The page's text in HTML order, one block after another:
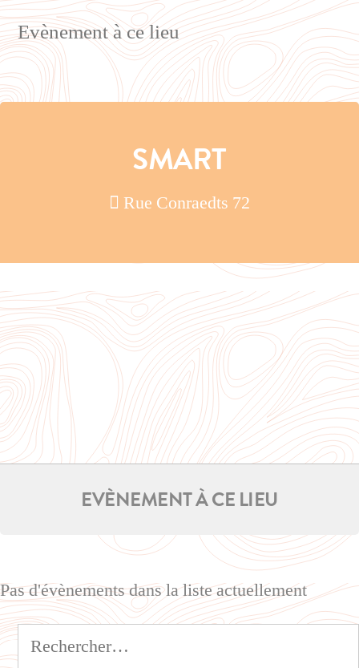
Evènement à ce lieu
SMART
Rue Conraedts 72
EVÈNEMENT À CE LIEU
Pas d'évènements dans la liste actuellement